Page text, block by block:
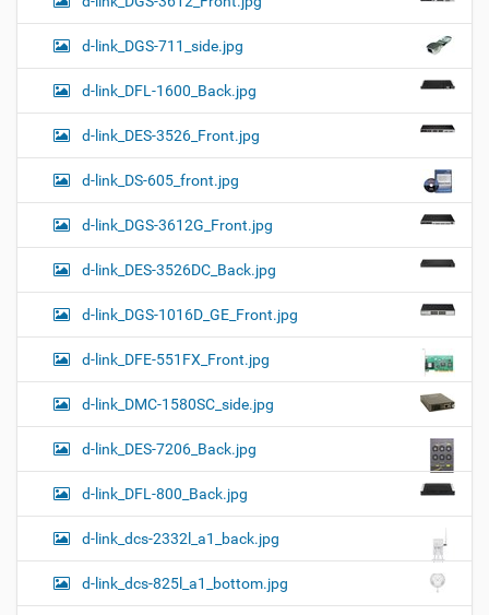
d-link_DGS-711_side.jpg
d-link_DFL-1600_Back.jpg
d-link_DES-3526_Front.jpg
d-link_DS-605_front.jpg
d-link_DGS-3612G_Front.jpg
d-link_DES-3526DC_Back.jpg
d-link_DGS-1016D_GE_Front.jpg
d-link_DFE-551FX_Front.jpg
d-link_DMC-1580SC_side.jpg
d-link_DES-7206_Back.jpg
d-link_DFL-800_Back.jpg
d-link_dcs-2332l_a1_back.jpg
d-link_dcs-825l_a1_bottom.jpg